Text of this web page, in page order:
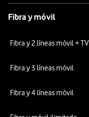
Fibra y móvil
Fibra y 2 líneas móvil + TV
Fibra y 3 líneas móvil
Fibra y 4 líneas móvil